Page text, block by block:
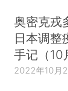
奥密克戎
日本调整
手记（10
2022年10月